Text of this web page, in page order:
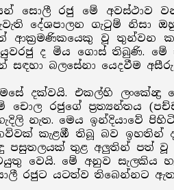
සොලී රජු මේ අවස්ථාව
දේශපාලන ගැටුම්
ආක්‍රමණිකයෙකු වූ තුන්වන
ද මිය ගොස් තිබුණි. මේ
සඳහා බලසේනා යෙදවීම
දක්වයි. එකල්හි
චොල රජුගේ ප්‍රත්‍යන්තය
නැත. මෙය ඉන්දියාවේ
කැළඹී තිබූ බව ඉහතින්
පසුතලයක් තුළ අලුතින් පත්
වෙයි. මේ අනුව
රජුට යටත්ව තිබෙන්නට